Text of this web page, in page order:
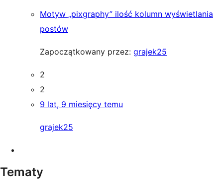
Motyw „pixgraphy” ilość kolumn wyświetlania
postów
Zapoczątkowany przez: grajek25
2
2
9 lat, 9 miesięcy temu
grajek25
Tematy